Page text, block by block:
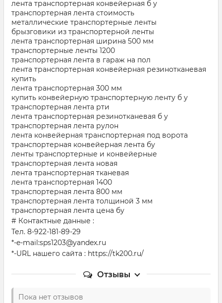
лента транспортерная конвейерная б у
транспортерная лента стоимость
металлические транспортерные ленты
брызговики из транспортерной ленты
лента транспортерная ширина 500 мм
транспортерные ленты 1200
транспортерная лента в гараж на пол
лента транспортерная конвейерная резинотканевая
купить
лента транспортерная 300 мм
купить конвейерную транспортерную ленту б у
транспортерная лента рти
лента транспортерная резинотканевая б у
транспортерная лента рулон
лента конвейерная транспортерная под ворота
транспортерная конвейерная лента бу
ленты транспортерные и конвейерные
транспортерная лента новая
лента транспортерная тканевая
лента транспортерная 1400
транспортерная лента 800 мм
транспортерная лента толщиной 3 мм
транспортерная лента цена бу
# Контактные данные :
Тел. 8-922-181-89-29
*-e-mail:sps1203@yandex.ru
*-URL нашего сайта : https://tk200.ru/
Отзывы
Пока нет отзывов